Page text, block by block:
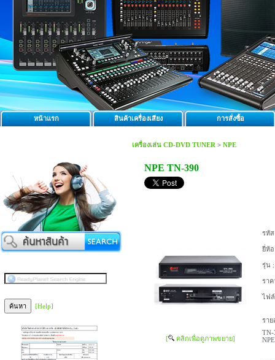
หน้าแรก สินค้าเครื่องเสียง การสั่งซื้อ
[Help]
เครื่องเล่น CD-DVD TUNER > NPE
NPE TN-390
[ คลิกเพื่อดูภาพขยาย]
รหั
ยี่ห้
รุ่น :
รา
ไฟ
ราย
TN-